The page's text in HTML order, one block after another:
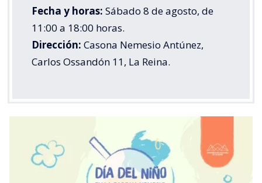
Fecha y horas: Sábado 8 de agosto, de
11:00 a 18:00 horas.
Dirección: Casona Nemesio Antúnez,
Carlos Ossandón 11, La Reina.